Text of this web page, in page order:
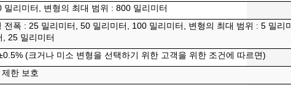
밀리미터, 변형의 최대 범위 : 800 밀리미터
전폭 : 25 밀리미터, 50 밀리미터, 100 밀리미터, 변형의 최대 범위 : 5 밀리
, 25 밀리미터
(크거나 미소 변형을 선택하기 위한 고객을 위한 조건에 따르면)
한 보호